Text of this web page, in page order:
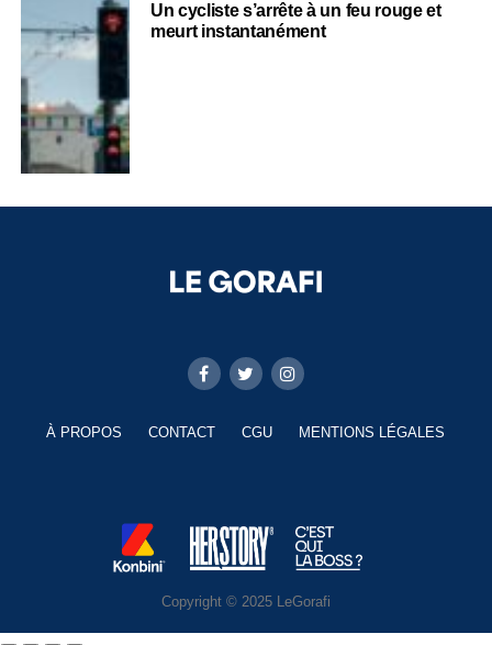
Un cycliste s’arrête à un feu rouge et
meurt instantanément
À PROPOS CONTACT CGU MENTIONS LÉGALES
Copyright © 2025 LeGorafi